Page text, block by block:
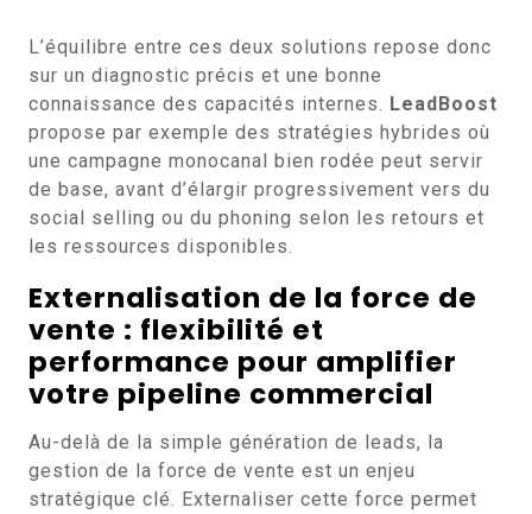
L’équilibre entre ces deux solutions repose donc
sur un diagnostic précis et une bonne
connaissance des capacités internes. LeadBoost
propose par exemple des stratégies hybrides où
une campagne monocanal bien rodée peut servir
de base, avant d’élargir progressivement vers du
social selling ou du phoning selon les retours et
les ressources disponibles.
Externalisation de la force de
vente : flexibilité et
performance pour amplifier
votre pipeline commercial
Au-delà de la simple génération de leads, la
gestion de la force de vente est un enjeu
stratégique clé. Externaliser cette force permet